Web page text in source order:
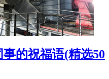
的祝福语(精选50